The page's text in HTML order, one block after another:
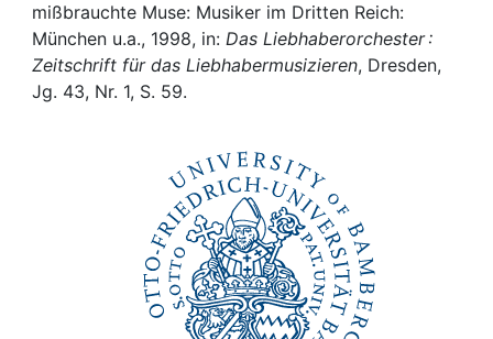
My FIS
Help
mißbrauchte Muse: Musiker im Dritten Reich:
München u.a., 1998, in: Das Liebhaberorchester :
Zeitschrift für das Liebhabermusizieren, Dresden,
Jg. 43, Nr. 1, S. 59.